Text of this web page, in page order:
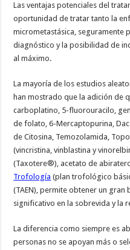
Las ventajas potenciales del
oportunidad de tratar tanto la
micrometastásica, seguramente
diagnóstico y la posibilidad de
al máximo.
La mayoría de los estudios
han mostrado que la adición de
carboplatino, 5-fluorouracilo,
de folato, 6-Mercaptopurina,
de Citosina, Temozolamida,
(vincristina, vinblastina y
(Taxotere®), acetato de
Trofología (plan trofológico
(TAEN), permite obtener un
significativo en la sobrevida y la
La diferencia como siempre es
personas no se apoyan más o